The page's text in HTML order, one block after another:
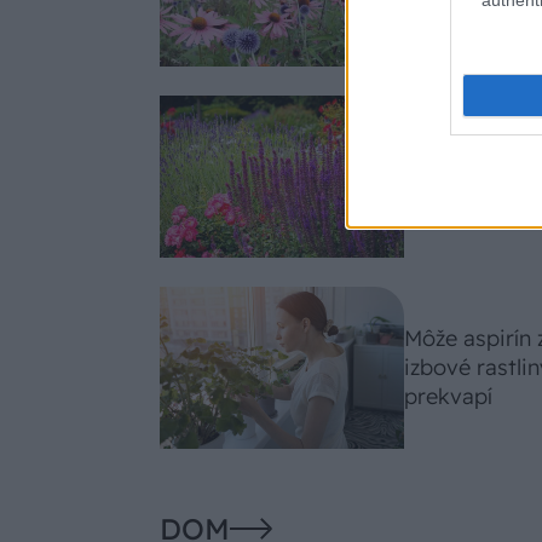
slnko svieti
fialových
Môže
izbové
prekvapí
DOM